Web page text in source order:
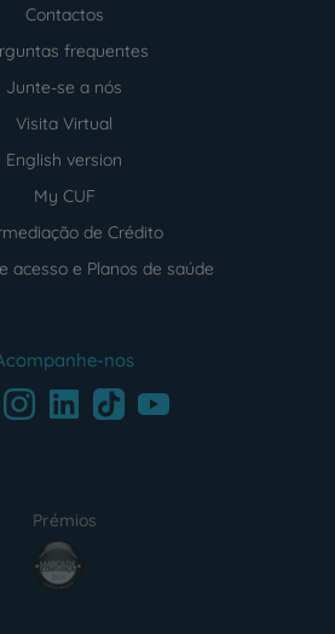
Contactos
frequentes
Junte-se a nós
Visita Virtual
English version
My CUF
de Crédito
acesso e Planos de saúde
nos
InstagramLinkedInTikTokYoutube
Prémios
award4